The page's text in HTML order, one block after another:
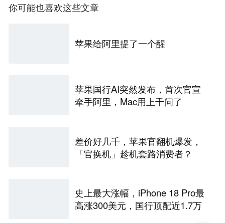
你可能也喜欢这些文章
苹果给阿里提了一个醒
苹果国行AI突然发布，首次官宣
牵手阿里，Mac用上千问了
差价好几千，苹果官翻机爆发，
「官换机」趁机套路消费者？
史上最大涨幅，iPhone 18 Pro最
高涨300美元，国行顶配近1.7万